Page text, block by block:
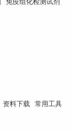
免疫组化检测试剂
资料下载 常用工具